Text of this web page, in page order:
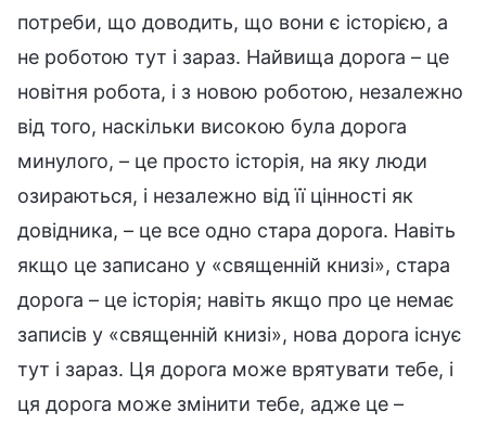
потреби, що доводить, що вони є історією, а
не роботою тут і зараз. Найвища дорога – це
новітня робота, і з новою роботою, незалежно
від того, наскільки високою була дорога
минулого, – це просто історія, на яку люди
озираються, і незалежно від її цінності як
довідника, – це все одно стара дорога. Навіть
якщо це записано у «священній книзі», стара
дорога – це історія; навіть якщо про це немає
записів у «священній книзі», нова дорога існує
тут і зараз. Ця дорога може врятувати тебе, і
ця дорога може змінити тебе, адже це –